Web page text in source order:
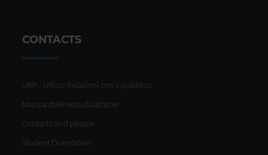
CONTACTS
URP - Ufficio Relazioni con il pubblico
Mappa delle sedi didattiche
Contacts and people
Student Orientation